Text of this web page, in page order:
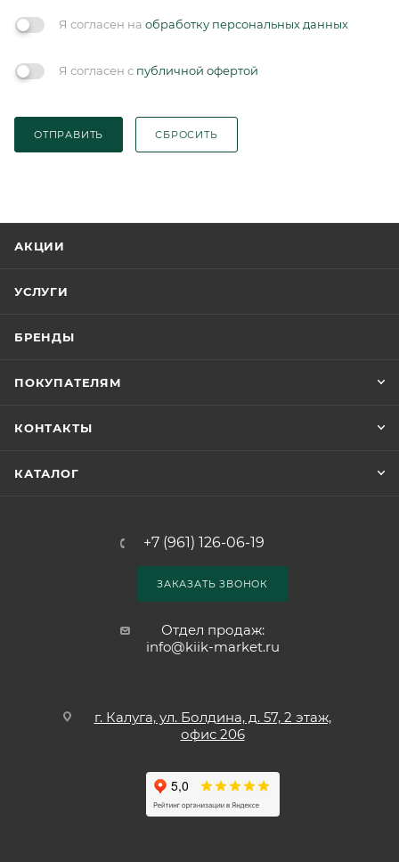
Я согласен на обработку персональных данных
Я согласен с публичной офертой
ОТПРАВИТЬ СБРОСИТЬ
АКЦИИ
УСЛУГИ
БРЕНДЫ
ПОКУПАТЕЛЯМ
КОНТАКТЫ
КАТАЛОГ
+7 (961) 126-06-19
ЗАКАЗАТЬ ЗВОНОК
Отдел продаж:
info@kiik-market.ru
г. Калуга, ул. Болдина, д. 57, 2 этаж,
офис 206